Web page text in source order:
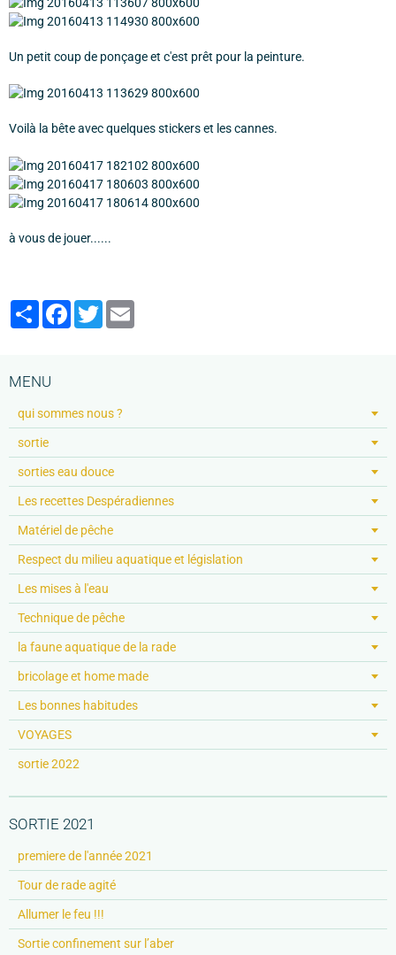
Un petit coup de ponçage et c'est prêt pour la peinture.
Voilà la bête avec quelques stickers et les cannes.
à vous de jouer......
PartagerFacebook
Twitter
MENU
qui sommes nous ?
sortie
sorties eau douce
Les recettes Despéradiennes
Matériel de pêche
Respect du milieu aquatique et législation
Les mises à l'eau
Technique de pêche
la faune aquatique de la rade
bricolage et home made
Les bonnes habitudes
VOYAGES
sortie 2022
SORTIE 2021
premiere de l'année 2021
Tour de rade agité
Allumer le feu !!!
Sortie confinement sur l’aber